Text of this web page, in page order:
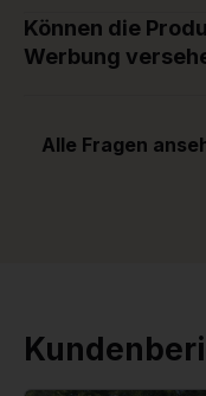
Können die
Werbung
Alle Fragen